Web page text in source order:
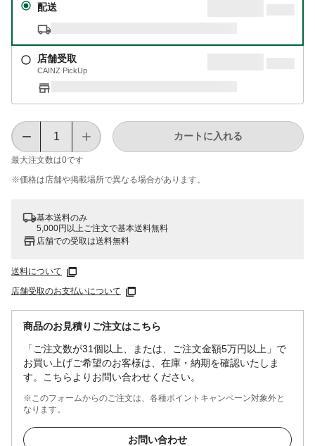
配送
店舗受取
CAINZ PickUp
最大注文数は0です
カートに入れる
※価格は​店舗や​掲載場所で​異なる​場合が​あります。
基本送料のみ
5,000円以上ご注文で基本送料無料
店舗での受取は送料無料
送料について
店舗受取のお支払いについて
商品のお見積りご注文はこちら
「ご注文数が31個以上、または、ご注文金額5万円以上」で
お買い上げご希望のお客様は、在庫・納期を確認いたしま
す。こちらよりお問い合わせください。
※このフォームからのご注文は、各種ポイントキャンペーン対象外と
なります。
お問い合わせ